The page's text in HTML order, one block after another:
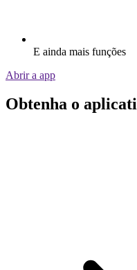
E ainda mais funções
Abrir a app
Obtenha o